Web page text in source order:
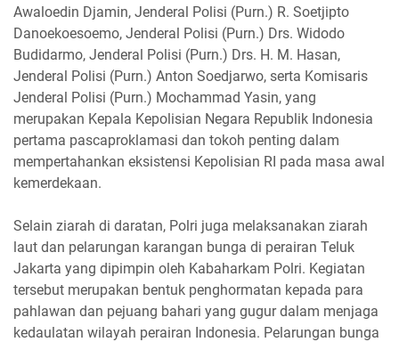
Awaloedin Djamin, Jenderal Polisi (Purn.) R. Soetjipto
Danoekoesoemo, Jenderal Polisi (Purn.) Drs. Widodo
Budidarmo, Jenderal Polisi (Purn.) Drs. H. M. Hasan,
Jenderal Polisi (Purn.) Anton Soedjarwo, serta Komisaris
Jenderal Polisi (Purn.) Mochammad Yasin, yang
merupakan Kepala Kepolisian Negara Republik Indonesia
pertama pascaproklamasi dan tokoh penting dalam
mempertahankan eksistensi Kepolisian RI pada masa awal
kemerdekaan.
Selain ziarah di daratan, Polri juga melaksanakan ziarah
laut dan pelarungan karangan bunga di perairan Teluk
Jakarta yang dipimpin oleh Kabaharkam Polri. Kegiatan
tersebut merupakan bentuk penghormatan kepada para
pahlawan dan pejuang bahari yang gugur dalam menjaga
kedaulatan wilayah perairan Indonesia. Pelarungan bunga